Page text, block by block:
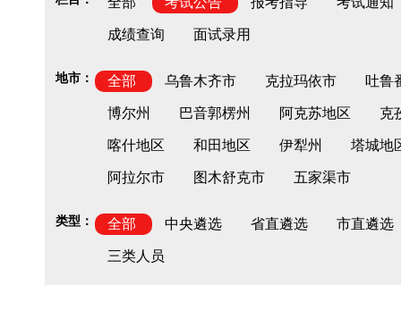
成绩查询 面试录用
地市： 全部 乌鲁木齐市 克拉玛依市 吐鲁
博尔州 巴音郭楞州 阿克苏地区 克
喀什地区 和田地区 伊犁州 塔城地
阿拉尔市 图木舒克市 五家渠市
类型： 全部 中央遴选 省直遴选 市直遴选
三类人员